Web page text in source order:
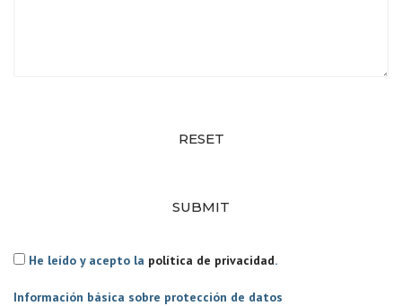
RESET
SUBMIT
He leído y acepto la política de privacidad.
Información básica sobre protección de datos